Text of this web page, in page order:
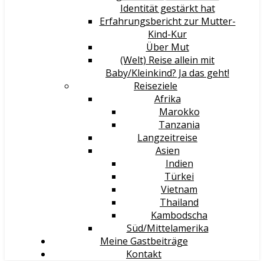
Identität gestärkt hat
Erfahrungsbericht zur Mutter-
Kind-Kur
Über Mut
(Welt) Reise allein mit
Baby/Kleinkind? Ja das geht!
Reiseziele
Afrika
Marokko
Tanzania
Langzeitreise
Asien
Indien
Türkei
Vietnam
Thailand
Kambodscha
Süd/Mittelamerika
Meine Gastbeiträge
Kontakt